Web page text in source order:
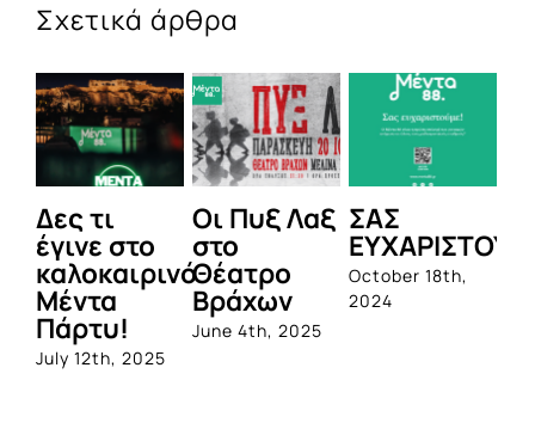
Σχετικά άρθρα
Δες τι
έγινε στο
καλοκαιρινό
Μέντα
Πάρτυ!
July 12th, 2025
Οι Πυξ Λαξ
στο
Θέατρο
Βράχων
June 4th, 2025
ΣΑΣ
October 18th,
2024